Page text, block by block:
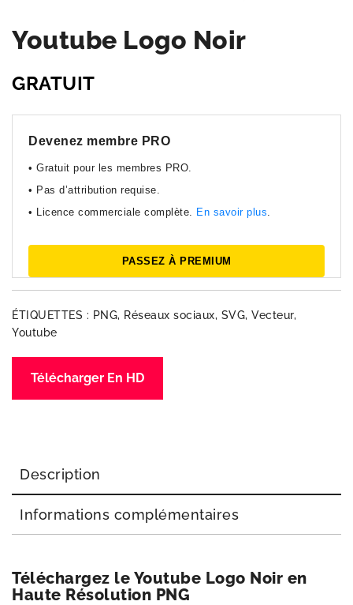
Youtube Logo Noir
GRATUIT
Devenez membre PRO
• Gratuit pour les membres PRO.
• Pas d’attribution requise.
• Licence commerciale complète. En savoir plus.
PASSEZ À PREMIUM
ÉTIQUETTES : PNG, Réseaux sociaux, SVG, Vecteur,
Youtube
Télécharger En HD
Description
Informations complémentaires
Téléchargez le Youtube Logo Noir en
Haute Résolution PNG